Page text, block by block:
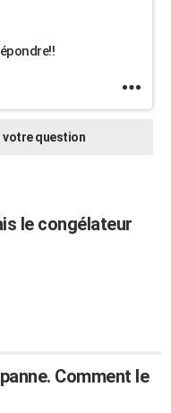
votre question
le congélateur
Comment le